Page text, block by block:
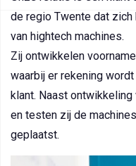
de regio Twente dat
van hightech machines.
Zij ontwikkelen
waarbij er rekening
klant. Naast
en testen zij de
geplaatst.